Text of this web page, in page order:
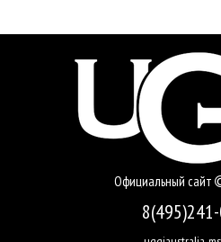
Официальный сайт